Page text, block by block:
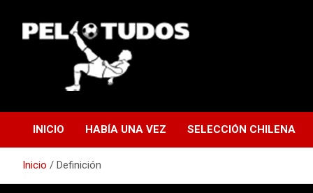
contenido
INICIO HABÍA UNA VEZ SELECCIÓN CHILENA
Inicio Definición